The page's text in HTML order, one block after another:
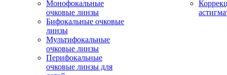
Монофокальные
очковые линзы
Бифокальные очковые
линзы
Мультифокальные
очковые линзы
Перифокальные
очковые линзы для